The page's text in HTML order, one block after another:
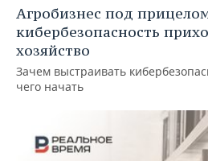
Агробизнес под
кибербезопасность
хозяйство
Зачем выстраивать
чего начать